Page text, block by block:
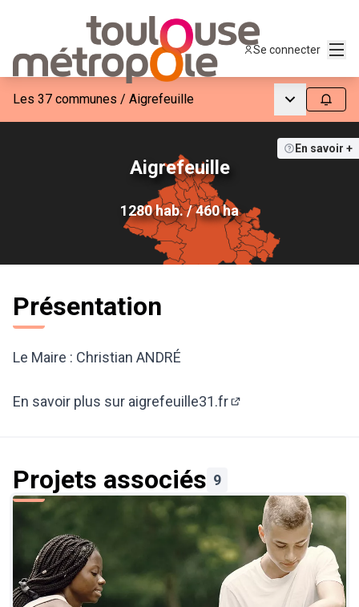
Se connecter
Les 37 communes / Aigrefeuille Menu Suivre
En savoir +
Aigrefeuille
1280 hab. / 460 ha
Présentation
Le Maire : Christian ANDRÉ
En savoir plus sur aigrefeuille31.fr
Projets associés 9